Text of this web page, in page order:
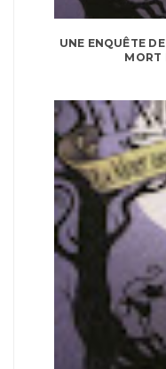
UNE ENQUÊTE
MORT